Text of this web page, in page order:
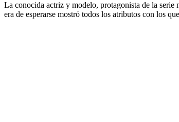
La conocida actriz y modelo, protagonista de la serie
era de esperarse mostró todos los atributos con los